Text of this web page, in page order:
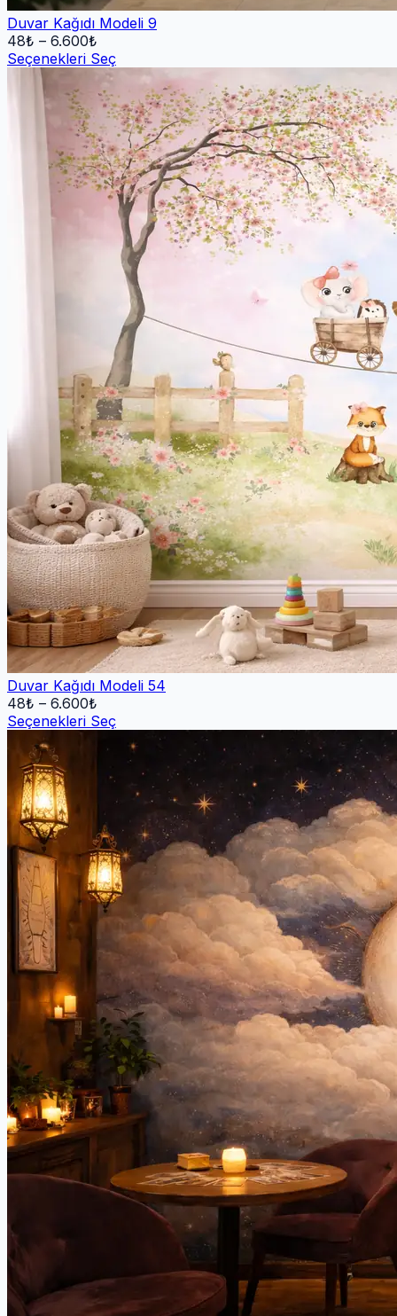
Duvar Kağıdı Modeli 9
48₺ – 6.600₺
Seçenekleri Seç
Duvar Kağıdı Modeli 54
48₺ – 6.600₺
Seçenekleri Seç